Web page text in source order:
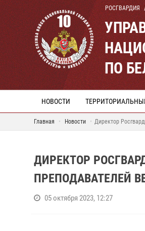
РОСГВАРДИЯ
ПО
НОВОСТИ
Главная Новости Директор
ДИРЕКТОР
ПРЕПОДАВАТЕЛЕЙ
05 октября 2023, 12:27